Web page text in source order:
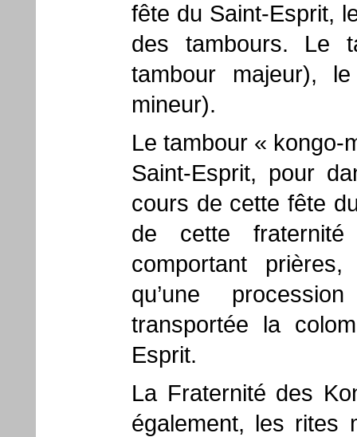
fête du Saint-Esprit,
des tambours. Le
tambour majeur),
mineur).
Le tambour « kongo-
Saint-Esprit, pour
cours de cette fête
de cette
comportant
qu’une
transportée la
Esprit.
La Fraternité des
également, les rites